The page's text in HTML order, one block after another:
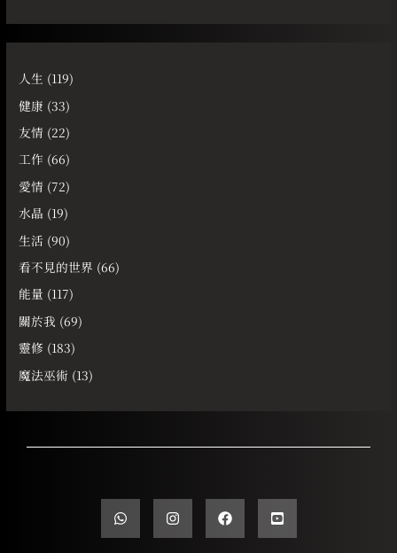
人生 (119)
健康 (33)
友情 (22)
工作 (66)
愛情 (72)
水晶 (19)
生活 (90)
看不見的世界 (66)
能量 (117)
關於我 (69)
靈修 (183)
魔法巫術 (13)